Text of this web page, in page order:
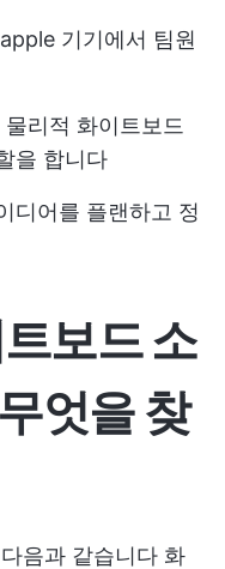
apple 기기에서 팀원
리적 화이트보드
을 합니다
디어를 플랜하고 정
보드 소
엇을 찾
음과 같습니다 화